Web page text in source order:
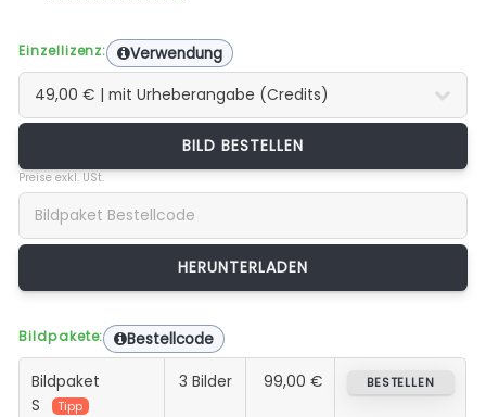
Einzellizenz: Verwendung
BILD BESTELLEN
Preise exkl. USt.
Bildpakete: Bestellcode
Bildpaket
S
Tipp
3 Bilder 99,00 € BESTELLEN